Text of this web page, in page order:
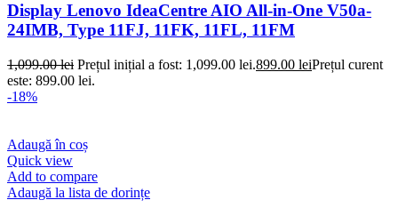
Display Lenovo IdeaCentre AIO All-in-One V50a-
24IMB, Type 11FJ, 11FK, 11FL, 11FM
1,099.00lei Prețul inițial a fost: 1,099.00 lei.899.00 leiPrețul curent
este: 899.00 lei.
-18%
Adaugă în coș
Quick view
Add to compare
Adaugă la lista de dorințe